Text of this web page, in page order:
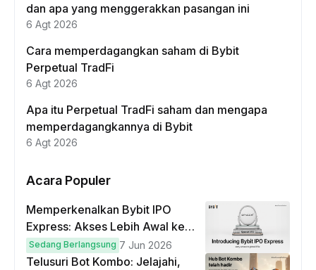
dan apa yang menggerakkan pasangan ini
6 Agt 2026
Cara memperdagangkan saham di Bybit
Perpetual TradFi
6 Agt 2026
Apa itu Perpetual TradFi saham dan mengapa
memperdagangkannya di Bybit
6 Agt 2026
Acara Populer
Memperkenalkan Bybit IPO
Express: Akses Lebih Awal ke
IPO Global!
Sedang Berlangsung 7 Jun 2026
Telusuri Bot Kombo: Jelajahi,